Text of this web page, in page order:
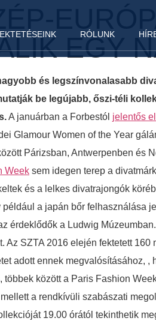
RÓLUNK
EURÓPA
EGY
és legszínvonalasabb
be legújabb, őszi-téli
A januárban a Forbestól jelentős
Glamour Women of the Year
Párizsban, Antwerpenben és
Week sem idegen terep a
és a lelkes divatrajongók
a japán bőr felhasználása
érdeklődők a Ludwig
SZTA 2016 elején fektetett
adott ennek megvalósításához,
között a Paris Fashion
a rendkívüli szabászati
19.00 órától tekinthetik